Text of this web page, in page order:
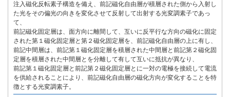
注入磁化反転素子構造を備え、前記磁化自由層が積層された側から入射し
た光をその偏光の向きを変化させて反射して出射する光変調素子であっ
て、
前記磁化固定層は、面方向に離間して、互いに反平行な方向の磁化に固定
された第１磁化固定層と第２磁化固定層を、前記磁化自由層の上に有し、
前記中間層は、前記第１磁化固定層を積層された中間層と前記第２磁化固
定層を積層された中間層とを分離して有して互いに抵抗が異なり、
前記第１磁化固定層と前記第２磁化固定層とに一対の電極を接続して電流
を供給されることにより、前記磁化自由層の磁化方向が変化することを特
徴とする光変調素子。